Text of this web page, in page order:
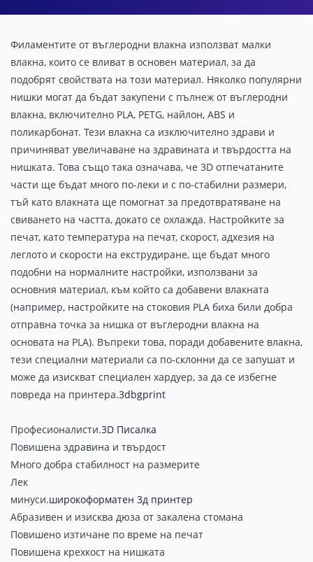
Филаментите от въглеродни влакна използват малки
влакна, които се вливат в основен материал, за да
подобрят свойствата на този материал. Няколко популярни
нишки могат да бъдат закупени с пълнеж от въглеродни
влакна, включително PLA, PETG, найлон, ABS и
поликарбонат. Тези влакна са изключително здрави и
причиняват увеличаване на здравината и твърдостта на
нишката. Това също така означава, че 3D отпечатаните
части ще бъдат много по-леки и с по-стабилни размери,
тъй като влакната ще помогнат за предотвратяване на
свиването на частта, докато се охлажда. Настройките за
печат, като температура на печат, скорост, адхезия на
леглото и скорости на екструдиране, ще бъдат много
подобни на нормалните настройки, използвани за
основния материал, към който са добавени влакната
(например, настройките на стоковия PLA биха били добра
отправна точка за нишка от въглеродни влакна на
основата на PLA). Въпреки това, поради добавените влакна,
тези специални материали са по-склонни да се запушат и
може да изискват специален хардуер, за да се избегне
повреда на принтера.3dbgprint
Професионалисти.3D Писалка
Повишена здравина и твърдост
Много добра стабилност на размерите
Лек
минуси.широкоформатен 3д принтер
Абразивен и изисква дюза от закалена стомана
Повишено изтичане по време на печат
Повишена крехкост на нишката